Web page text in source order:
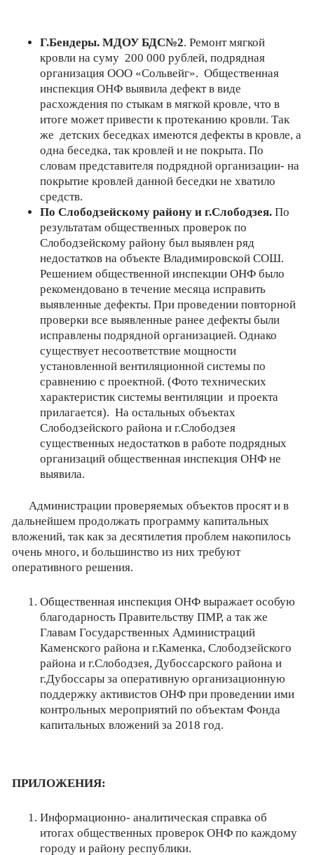
Г.Бендеры. МДОУ БДС№2. Ремонт мягкой
кровли на суму 200 000 рублей, подрядная
организация ООО «Сольвейг». Общественная
инспекция ОНФ выявила дефект в виде
расхождения по стыкам в мягкой кровле, что в
итоге может привести к протеканию кровли. Так
же детских беседках имеются дефекты в кровле, а
одна беседка, так кровлей и не покрыта. По
словам представителя подрядной организации- на
покрытие кровлей данной беседки не хватило
средств.
По Слободзейскому району и г.Слободзея. По
результатам общественных проверок по
Слободзейскому району был выявлен ряд
недостатков на объекте Владимировской СОШ.
Решением общественной инспекции ОНФ было
рекомендовано в течение месяца исправить
выявленные дефекты. При проведении повторной
проверки все выявленные ранее дефекты были
исправлены подрядной организацией. Однако
существует несоответствие мощности
установленной вентиляционной системы по
сравнению с проектной. (Фото технических
характеристик системы вентиляции и проекта
прилагается). На остальных объектах
Слободзейского района и г.Слободзея
существенных недостатков в работе подрядных
организаций общественная инспекция ОНФ не
выявила.
Администрации проверяемых объектов просят и в
дальнейшем продолжать программу капитальных
вложений, так как за десятилетия проблем накопилось
очень много, и большинство из них требуют
оперативного решения.
Общественная инспекция ОНФ выражает особую
благодарность Правительству ПМР, а так же
Главам Государственных Администраций
Каменского района и г.Каменка, Слободзейского
района и г.Слободзея, Дубоссарского района и
г.Дубоссары за оперативную организационную
поддержку активистов ОНФ при проведении ими
контрольных мероприятий по объектам Фонда
капитальных вложений за 2018 год.
ПРИЛОЖЕНИЯ:
Информационно- аналитическая справка об
итогах общественных проверок ОНФ по каждому
городу и району республики.